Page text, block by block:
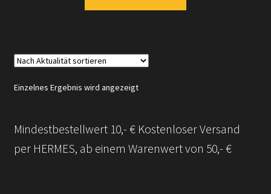
Einzelnes Ergebnis wird angezeigt
Mindestbestellwert 10,- € Kostenloser Versand
per HERMES, ab einem Warenwert von 50,- €